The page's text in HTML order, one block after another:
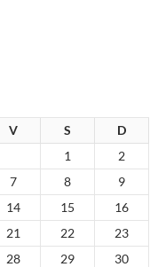
V S
D
1
2
7 8
9
14 15
16
21 22
23
28 29
30